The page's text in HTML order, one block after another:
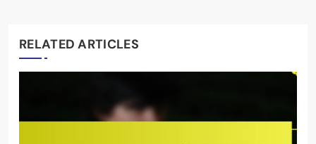
RELATED ARTICLES